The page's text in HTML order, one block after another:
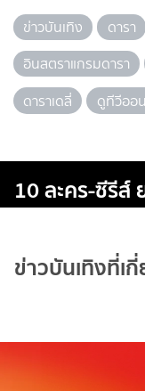
ข่าวบันเทิง ดารา
อินสตราแกรมดารา
ดาราเดลี่
ดูทีวีออ
10 ละคร-ซีรีส์
ข่าวบันเทิงที่เ